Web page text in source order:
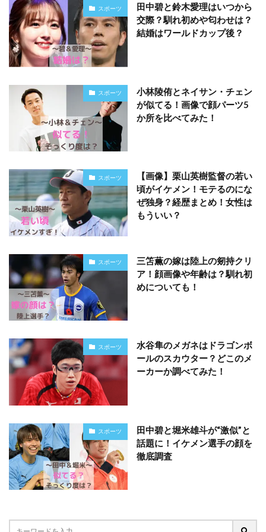
スポーツ
田中碧と鈴木愛理はいつから
交際？馴れ初めや匂わせは？
結婚はワールドカップ後？
スポーツ
小林陵侑とネイサン・チェン
が似てる！画像で顔パーツ5
か所を比べてみた！
スポーツ
【画像】栗山英樹監督の若い
頃がイケメン！モテるのにな
ぜ独身？経歴まとめ！女性は
もういい？
スポーツ
三笘薫の嫁は陸上の剱持クリ
ア！顔画像や年齢は？馴れ初
めについても！
スポーツ
水谷隼のメガネはドラゴンボ
ールのスカウター？どこのメ
ーカーか調べてみた！
スポーツ
田中碧と堀米雄斗が“激似”と
話題に！イケメン選手の顔を
徹底調査